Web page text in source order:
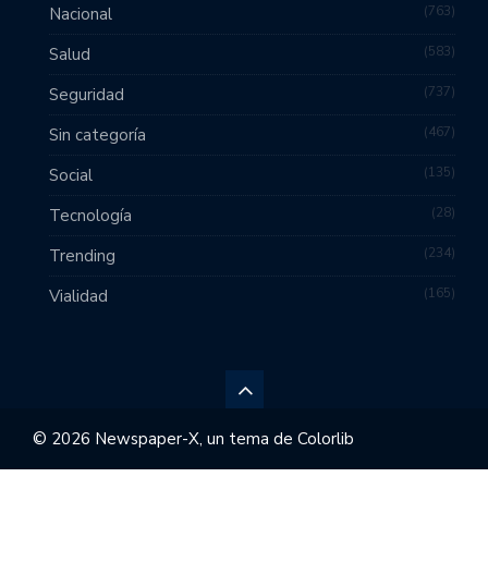
Nacional 763
Salud 583
Seguridad 737
Sin categoría 467
Social 135
Tecnología 28
Trending 234
Vialidad 165
© 2026 Newspaper-X, un tema de Colorlib